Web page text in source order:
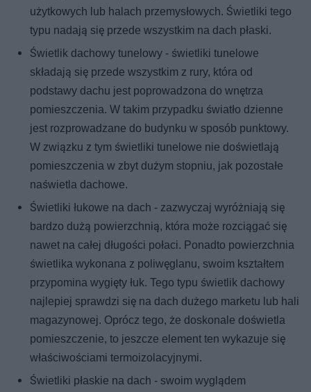
użytkowych lub halach przemysłowych. Świetliki tego
typu nadają się przede wszystkim na dach płaski.
Świetlik dachowy tunelowy - świetliki tunelowe
składają się przede wszystkim z rury, która od
podstawy dachu jest poprowadzona do wnętrza
pomieszczenia. W takim przypadku światło dzienne
jest rozprowadzane do budynku w sposób punktowy.
W związku z tym świetliki tunelowe nie doświetlają
pomieszczenia w zbyt dużym stopniu, jak pozostałe
naświetla dachowe.
Świetliki łukowe na dach - zazwyczaj wyróżniają się
bardzo dużą powierzchnią, która może rozciągać się
nawet na całej długości połaci. Ponadto powierzchnia
świetlika wykonana z poliwęglanu, swoim kształtem
przypomina wygięty łuk. Tego typu świetlik dachowy
najlepiej sprawdzi się na dach dużego marketu lub hali
magazynowej. Oprócz tego, że doskonale doświetla
pomieszczenie, to jeszcze element ten wykazuje się
właściwościami termoizolacyjnymi.
Świetliki płaskie na dach - swoim wyglądem